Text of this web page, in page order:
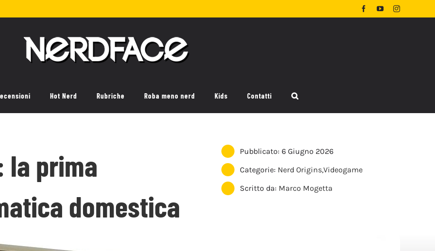
FacebookYouTubeInstagram
Hot Nerd Rubriche Roba meno nerd Kids Contatti
la prima
domestica
Pubblicato: 6 Giugno 2026
Categorie: Nerd Origins,Videogame
Scritto da: Marco Mogetta